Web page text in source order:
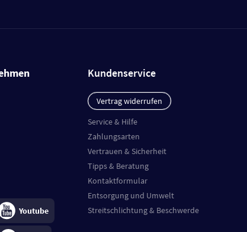
Youtube
Kundenservice
Vertrag widerrufen
Service & Hilfe
Zahlungsarten
Vertrauen & Sicherheit
Tipps & Beratung
Kontaktformular
Entsorgung und Umwelt
Streitschlichtung & Beschwerde